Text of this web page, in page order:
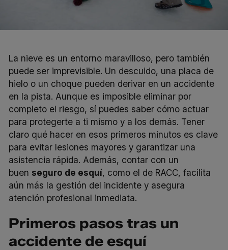
La nieve es un entorno maravilloso, pero también
puede ser imprevisible. Un descuido, una placa de
hielo o un choque pueden derivar en un accidente
en la pista. Aunque es imposible eliminar por
completo el riesgo, sí puedes saber cómo actuar
para protegerte a ti mismo y a los demás. Tener
claro qué hacer en esos primeros minutos es clave
para evitar lesiones mayores y garantizar una
asistencia rápida. Además, contar con un
buen seguro de esquí, como el de RACC, facilita
aún más la gestión del incidente y asegura
atención profesional inmediata.
Primeros pasos tras un
accidente de esquí